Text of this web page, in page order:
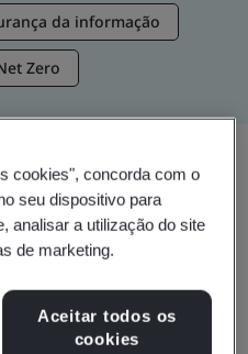
da informação
Zero
cookies", concorda com o
seu dispositivo para
analisar a utilização do site
de marketing.
Aceitar todos os
cookies